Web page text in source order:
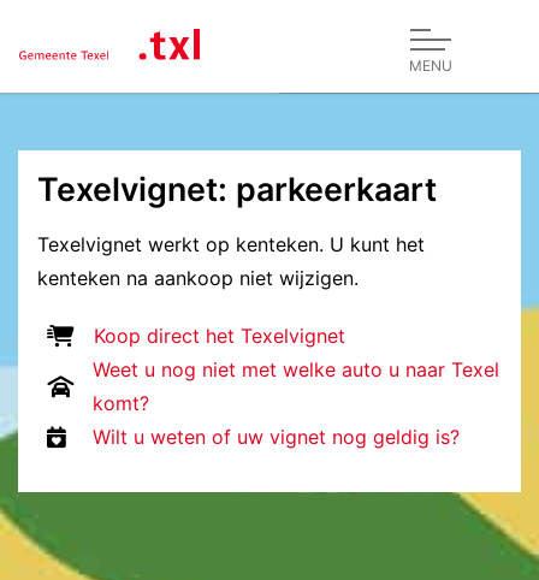
MENU
Texelvignet: parkeerkaart
Texelvignet werkt op kenteken. U kunt het
kenteken na aankoop niet wijzigen.
koop
Koop direct het Texelvignet
Weet u nog niet met welke auto u naar Texel
komt?
Wilt u weten of uw vignet nog geldig is?